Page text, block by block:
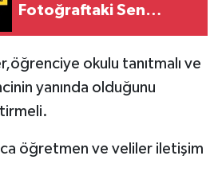
Fotoğraftaki Sen
okulu tanıtmalı ve
yanında olduğunu
öğretmen ve veliler iletişim